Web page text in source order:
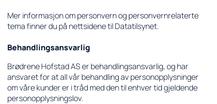
Mer informasjon om personvern og personvernrelaterte
tema finner du på nettsidene til Datatilsynet.
Behandlingsansvarlig
Brødrene Hofstad AS er behandlingsansvarlig, og har
ansvaret for at all vår behandling av personopplysninger
om våre kunder er i tråd med den til enhver tid gjeldende
personopplysningslov.